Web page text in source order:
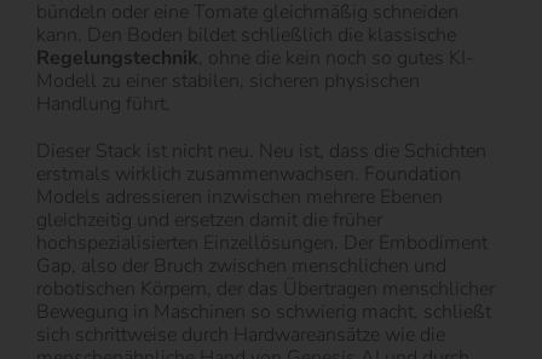
bündeln oder eine Tomate gleichmäßig schneiden
kann. Den Boden bildet schließlich die klassische
Regelungstechnik, ohne die kein noch so gutes KI-
Modell zu einer stabilen, sicheren physischen
Handlung führt.
Dieser Stack ist nicht neu. Neu ist, dass die Schichten
erstmals wirklich zusammenwachsen. Foundation
Models adressieren inzwischen mehrere Ebenen
gleichzeitig und ersetzen damit die früher
hochspezialisierten Einzellösungen. Der Embodiment
Gap, also der Bruch zwischen menschlichen und
robotischen Körpern, der das Übertragen menschlicher
Bewegung in Maschinen so schwierig macht, schließt
sich schrittweise durch Hardwareansätze wie die